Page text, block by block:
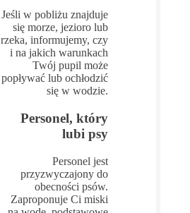
Jeśli w pobliżu znajduje
się morze, jezioro lub
rzeka, informujemy, czy
i na jakich warunkach
Twój pupil może
popływać lub ochłodzić
się w wodzie.
Personel, który
lubi psy
Personel jest
przyzwyczajony do
obecności psów.
Zaproponuje Ci miski